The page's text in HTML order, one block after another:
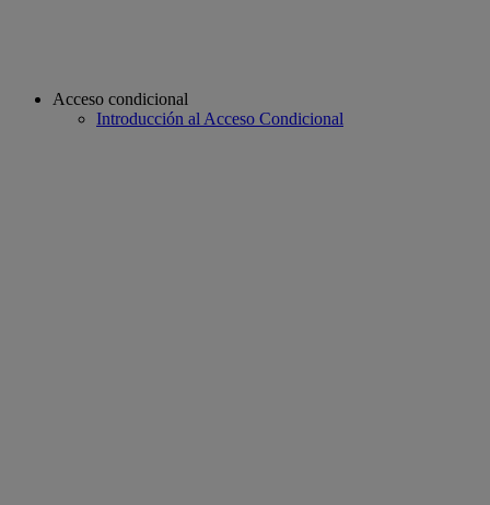
Acceso condicional
Introducción al Acceso Condicional